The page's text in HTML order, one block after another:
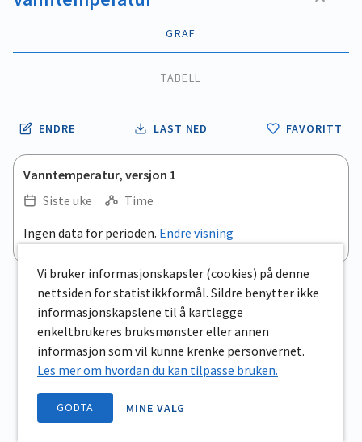
GRAF
TABELL
ENDRE LAST NED FAVORITT
Vanntemperatur, versjon 1
Siste uke
Time
Ingen data for perioden. Endre visning
Vi bruker informasjonskapsler (cookies) på denne
nettsiden for statistikkformål. Sildre benytter ikke
informasjonskapslene til å kartlegge
enkeltbrukeres bruksmønster eller annen
informasjon som vil kunne krenke personvernet.
Les mer om hvordan du kan tilpasse bruken.
GODTA MINE VALG